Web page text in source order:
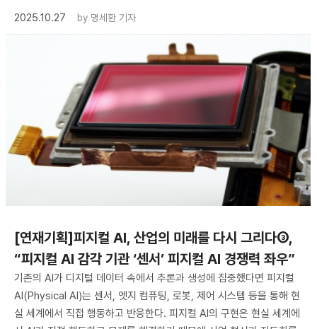
2025.10.27
by 명세환 기자
[연재기획]피지컬 AI, 산업의 미래를 다시 그리다③,
“피지컬 AI 감각 기관 ‘센서’ 피지컬 AI 경쟁력 좌우”
기존의 AI가 디지털 데이터 속에서 추론과 생성에 집중했다면 피지컬
AI(Physical AI)는 센서, 엣지 컴퓨팅, 로봇, 제어 시스템 등을 통해 현
실 세계에서 직접 행동하고 반응한다. 피지컬 AI의 구현은 현실 세계에